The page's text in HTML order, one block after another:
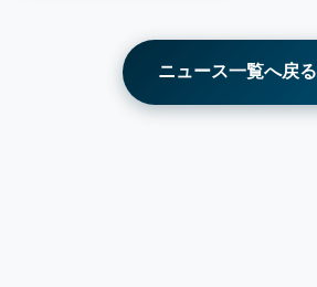
ニュース一覧へ戻る